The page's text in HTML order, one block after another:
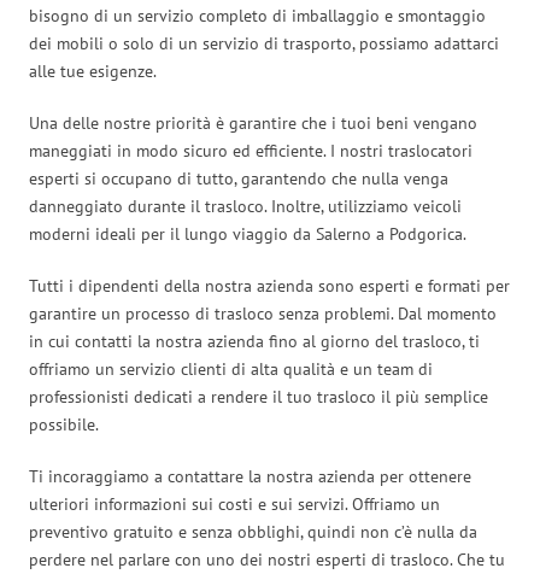
bisogno di un servizio completo di imballaggio e smontaggio
dei mobili o solo di un servizio di trasporto, possiamo adattarci
alle tue esigenze.
Una delle nostre priorità è garantire che i tuoi beni vengano
maneggiati in modo sicuro ed efficiente. I nostri traslocatori
esperti si occupano di tutto, garantendo che nulla venga
danneggiato durante il trasloco. Inoltre, utilizziamo veicoli
moderni ideali per il lungo viaggio da Salerno a Podgorica.
Tutti i dipendenti della nostra azienda sono esperti e formati per
garantire un processo di trasloco senza problemi. Dal momento
in cui contatti la nostra azienda fino al giorno del trasloco, ti
offriamo un servizio clienti di alta qualità e un team di
professionisti dedicati a rendere il tuo trasloco il più semplice
possibile.
Ti incoraggiamo a contattare la nostra azienda per ottenere
ulteriori informazioni sui costi e sui servizi. Offriamo un
preventivo gratuito e senza obblighi, quindi non c’è nulla da
perdere nel parlare con uno dei nostri esperti di trasloco. Che tu